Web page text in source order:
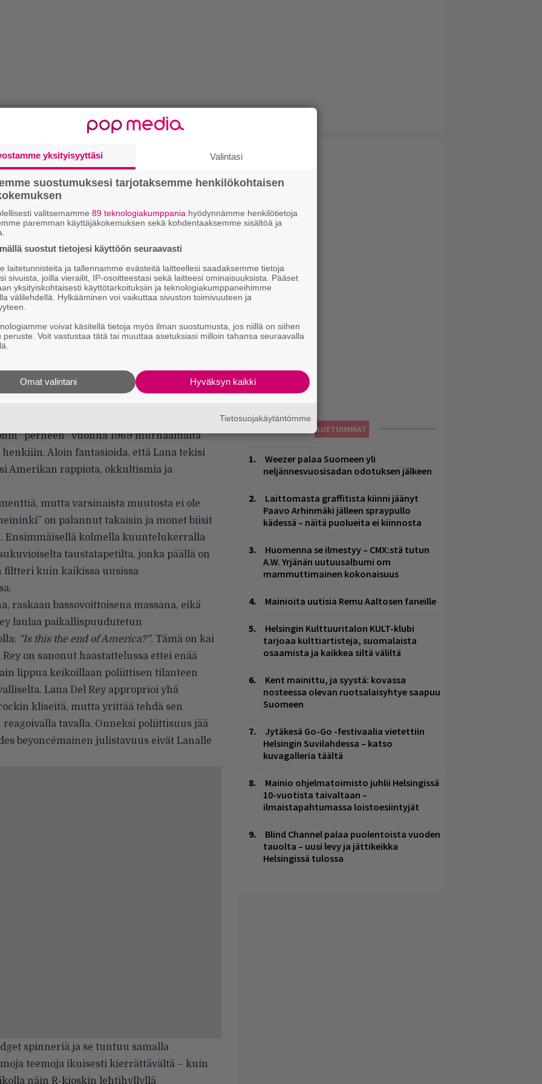
flower power -Lanasta ilmestyi,
Del Reystä olisi vihdoin ”onnellinen”. Itse
harrastaa noituutta ja on tehnyt
vastaan. Jutun kuvassa Lana Del Rey
ja ihmisen raja menee?) näytti
”perheen” vuonna 1969 murhaamalta
Aloin fantasioida, että Lana tekisi
Amerikan rappiota, okkultismia ja
mutta varsinaista muutosta ei ole
on palannut takaisin ja monet biisit
Ensimmäisellä kolmella kuuntelukerralla
taustatapetilta, jonka päällä on
filtteri kuin kaikissa uusissa
raskaan bassovoittoisena massana, eikä
laulaa paikallispuudutetun
”Is this the end of America?”. Tämä on kai
on sanonut haastattelussa ettei enää
lippua keikoillaan poliittisen tilanteen
Lana Del Rey approprioi yhä
kliseitä, mutta yrittää tehdä sen
tavalla. Onneksi poliittisuus jää
beyoncémainen julistavuus eivät Lanalle
spinneriä ja se tuntuu samalla
teemoja ikuisesti kierrättävältä – kuin
näin R-kioskin lehtihyllyllä
LUETUIMMAT
Weezer palaa Suomeen yli
neljännesvuosisadan odotuksen jälkeen
Laittomasta graffitista kiinni jäänyt
Paavo Arhinmäki jälleen spraypullo
kädessä – näitä puolueita ei kiinnosta
Huomenna se ilmestyy – CMX:stä tutun
A.W. Yrjänän uutuusalbumi om
mammuttimainen kokonaisuus
Mainioita uutisia Remu Aaltosen faneille
Helsingin Kulttuuritalon KULT-klubi
tarjoaa kulttiartisteja, suomalaista
osaamista ja kaikkea siltä väliltä
Kent mainittu, ja syystä: kovassa
nosteessa olevan ruotsalaisyhtye saapuu
Suomeen
Jytäkesä Go-Go -festivaalia vietettiin
Helsingin Suvilahdessa – katso
kuvagalleria täältä
Mainio ohjelmatoimisto juhlii Helsingissä
10-vuotista taivaltaan –
ilmaistapahtumassa loistoesiintyjät
Blind Channel palaa puolentoista vuoden
tauolta – uusi levy ja jättikeikka
Helsingissä tulossa
yksityisyyttäsi Valintasi
suostumuksesi tarjotaksemme henkilökohtaisen
valitsemamme 89 teknologiakumppania hyödynnämme henkilötietoja
paremman käyttäjäkokemuksen sekä kohdentaaksemme sisältöä ja
suostut tietojesi käyttöön seuraavasti
laitetunnisteita ja tallennamme evästeitä laitteellesi saadaksemme tietoja
sivuista, joilla vierailit, IP-osoitteestasi sekä laitteesi ominaisuuksista. Pääset
yksityiskohtaisesti käyttötarkoituksiin ja teknologiakumppaneihimme
välilehdellä. Hylkääminen voi vaikuttaa sivuston toimivuuteen ja
voivat käsitellä tietoja myös ilman suostumusta, jos niillä on siihen
peruste. Voit vastustaa tätä tai muuttaa asetuksiasi milloin tahansa seuraavalla
Hyväksyn kaikki
Omat valintani
Tietosuojakäytäntömme